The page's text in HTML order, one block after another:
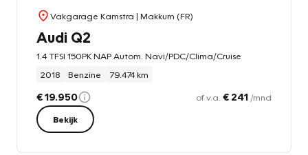
Vakgarage Kamstra | Makkum (FR)
Audi Q2
1.4 TFSI 150PK NAP Autom. Navi/PDC/Clima/Cruise
2018
Benzine 79.474 km
€ 19.950 of v.a. € 241 /mnd
Bekijk